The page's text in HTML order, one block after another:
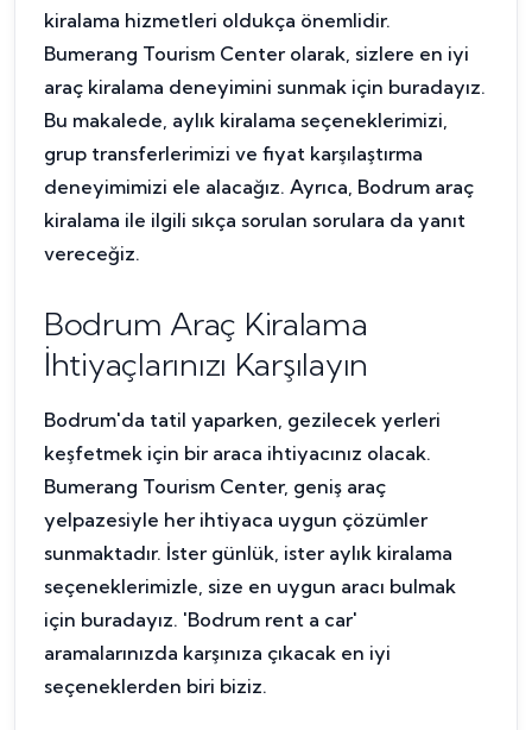
kiralama hizmetleri oldukça önemlidir.
Bumerang Tourism Center olarak, sizlere en iyi
araç kiralama deneyimini sunmak için buradayız.
Bu makalede, aylık kiralama seçeneklerimizi,
grup transferlerimizi ve fiyat karşılaştırma
deneyimimizi ele alacağız. Ayrıca, Bodrum araç
kiralama ile ilgili sıkça sorulan sorulara da yanıt
vereceğiz.
Bodrum Araç Kiralama
İhtiyaçlarınızı Karşılayın
Bodrum'da tatil yaparken, gezilecek yerleri
keşfetmek için bir araca ihtiyacınız olacak.
Bumerang Tourism Center, geniş araç
yelpazesiyle her ihtiyaca uygun çözümler
sunmaktadır. İster günlük, ister aylık kiralama
seçeneklerimizle, size en uygun aracı bulmak
için buradayız. 'Bodrum rent a car'
aramalarınızda karşınıza çıkacak en iyi
seçeneklerden biri biziz.